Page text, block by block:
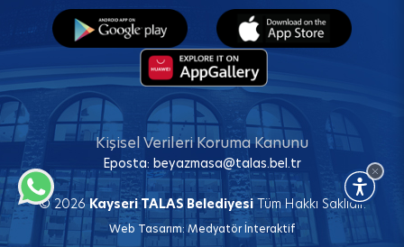
Kişisel Verileri Koruma Kanunu
Eposta: beyazmasa@talas.bel.tr
© 2026Kayseri TALAS BelediyesiTüm Hakkı Saklıdır.
Web Tasarım:Medyatör İnteraktif